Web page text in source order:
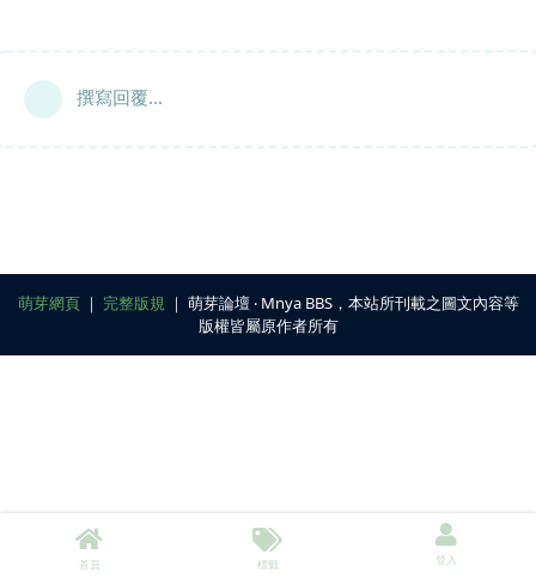
撰寫回覆...
萌芽網頁｜ 完整版規 ｜ 萌芽論壇 ‧ Mnya BBS，本站所刊載之圖文內容等
版權皆屬原作者所有
首頁 標籤 登入